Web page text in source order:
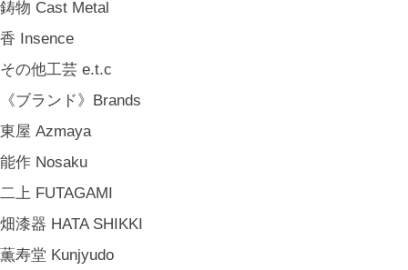
鋳物 Cast Metal
香 Insence
その他工芸 e.t.c
《ブランド》Brands
東屋 Azmaya
能作 Nosaku
二上 FUTAGAMI
畑漆器 HATA SHIKKI
薫寿堂 Kunjyudo
お花の時間 Flower Time
お香・フレグランス Incense & Fragrance
ホームオフィス Home Office
おでかけ For Outings
《ジュエリー》Jewellery
namiumi
竹俣勇壱 Yuichi Takemata
中嶋寿子 Toshiko Nakajima